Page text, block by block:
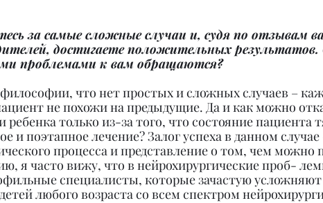
за самые сложные случаи и, судя по отзывам
достигаете положительных
проблемами к вам обращаются?
что нет простых и сложных случаев –
не похожи на предыдущие. Да и как можно
ребенка только из-за того, что состояние пациента
и поэтапное лечение? Залог успеха в данном случае
процесса и представление о том, чем можно
я часто вижу, что в нейрохирургические проб-
специалисты, которые зачастую
любого возраста со всем спектром